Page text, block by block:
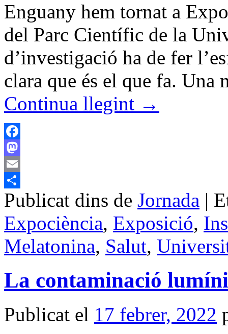
Enguany hem tornat a
del Parc Científic de la
d’investigació ha de fer
clara que és el que fa.
Continua llegint →
Facebook
Mastodon
Email
Comparteix
Publicat dins de Jornada |
Expociència, Exposició,
Melatonina, Salut,
La contaminació
Publicat el 17 febrer, 2022